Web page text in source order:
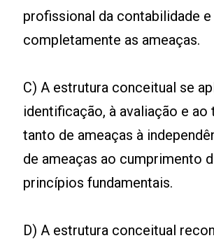
profissional da contabilidade
completamente as ameaças.
C) A estrutura conceitual se
identificação, à avaliação e ao
tanto de ameaças à
de ameaças ao cumprimento
princípios fundamentais.
D) A estrutura conceitual